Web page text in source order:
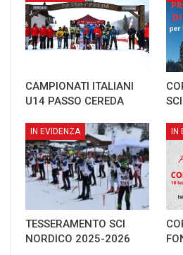
CAMPIONATI ITALIANI
U14 PASSO CEREDA
IN EVIDENZA
TESSERAMENTO SCI
NORDICO 2025-2026
IN